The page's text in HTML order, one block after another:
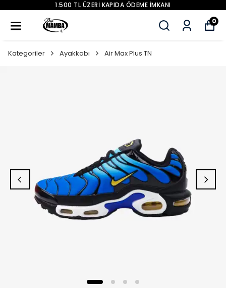
1.500 TL ÜZERİ KAPIDA ÖDEME İMKANI
0
Kategoriler Ayakkabı Air Max Plus TN